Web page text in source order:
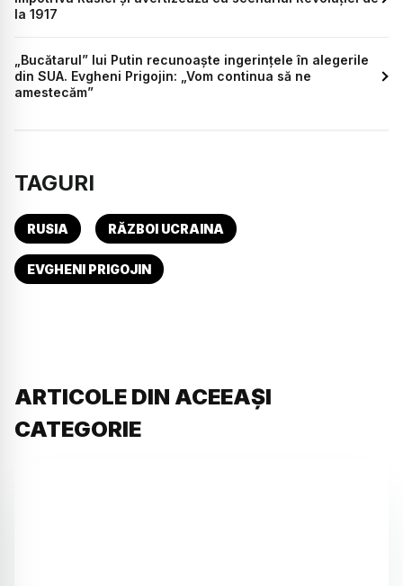
la 1917
„Bucătarul” lui Putin recunoaște ingerințele în alegerile
din SUA. Evgheni Prigojin: „Vom continua să ne
amestecăm”
TAGURI
RUSIA RĂZBOI UCRAINA
EVGHENI PRIGOJIN
ARTICOLE DIN ACEEAȘI
CATEGORIE